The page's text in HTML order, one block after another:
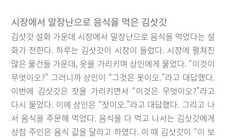
시장에서 말장난으로 음식을 먹은 김삿갓
김삿갓 설화 가운데 시장에서 말장난으로 음식을 먹었다는 설
화가 전한다. 하루는 김삿갓이 시장이 들렀다. 시장에 펼쳐진
많은 물건들 가운데, 옷을 가리키며 상인에게 물었다. “이것이
무엇이오?” 그러니까 상인이 “그것은 옷이오.”라고 대답했다.
이번에 김삿갓은 잣을 가리키면서 “이것은 무엇이오?”라고
다시 물었다. 이에 상인은 “잣이오.”라고 대답했다. 그리고 나
서 음식을 주문해 먹었다. 음식을 다 먹고 나서는 김삿갓에게
상점 주인은 음식 값을 달라고 하였다. 이 때 김삿갓이 “이 보